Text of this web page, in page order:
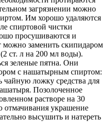
загрязнении можно
Им хорошо удаляются
спиртовой чистки
просушиваются и
заменить скипидаром
ст. л на 200 мл воды).
зеленые пятна. Они
с нашатырным спиртом:
чайную ложку средства для
Позолоченное
растворе на 30
отмачивания украшение
высушить и натереть